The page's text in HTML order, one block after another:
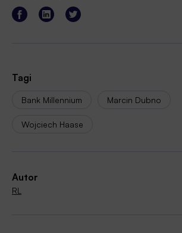
Tagi
Bank Millennium Marcin Dubno
Wojciech Haase
Autor
RL